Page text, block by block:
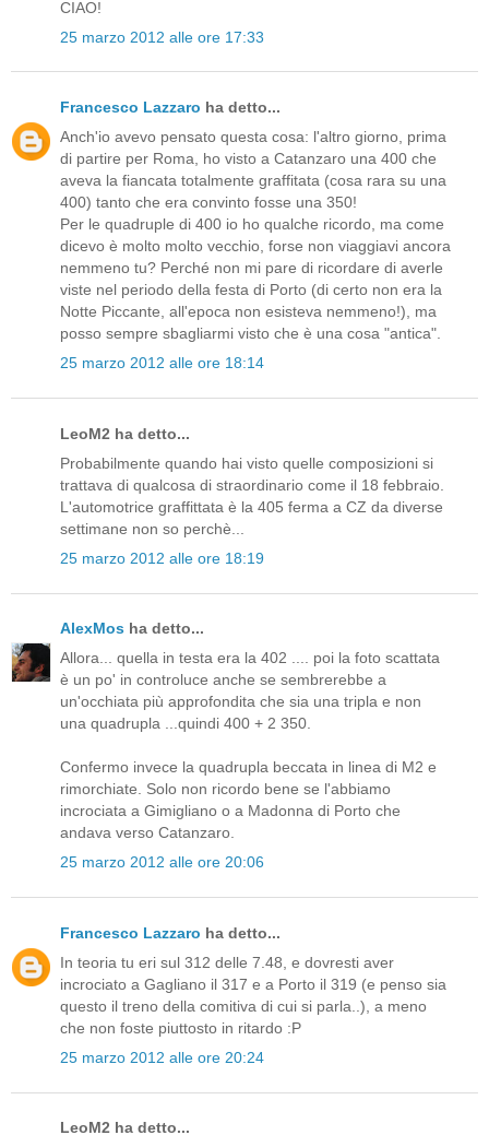
CIAO!
25 marzo 2012 alle ore 17:33
Francesco Lazzaro ha detto...
Anch'io avevo pensato questa cosa: l'altro giorno, prima
di partire per Roma, ho visto a Catanzaro una 400 che
aveva la fiancata totalmente graffitata (cosa rara su una
400) tanto che era convinto fosse una 350!
Per le quadruple di 400 io ho qualche ricordo, ma come
dicevo è molto molto vecchio, forse non viaggiavi ancora
nemmeno tu? Perché non mi pare di ricordare di averle
viste nel periodo della festa di Porto (di certo non era la
Notte Piccante, all'epoca non esisteva nemmeno!), ma
posso sempre sbagliarmi visto che è una cosa "antica".
25 marzo 2012 alle ore 18:14
LeoM2 ha detto...
Probabilmente quando hai visto quelle composizioni si
trattava di qualcosa di straordinario come il 18 febbraio.
L'automotrice graffittata è la 405 ferma a CZ da diverse
settimane non so perchè...
25 marzo 2012 alle ore 18:19
AlexMos ha detto...
Allora... quella in testa era la 402 .... poi la foto scattata
è un po' in controluce anche se sembrerebbe a
un'occhiata più approfondita che sia una tripla e non
una quadrupla ...quindi 400 + 2 350.
Confermo invece la quadrupla beccata in linea di M2 e
rimorchiate. Solo non ricordo bene se l'abbiamo
incrociata a Gimigliano o a Madonna di Porto che
andava verso Catanzaro.
25 marzo 2012 alle ore 20:06
Francesco Lazzaro ha detto...
In teoria tu eri sul 312 delle 7.48, e dovresti aver
incrociato a Gagliano il 317 e a Porto il 319 (e penso sia
questo il treno della comitiva di cui si parla..), a meno
che non foste piuttosto in ritardo :P
25 marzo 2012 alle ore 20:24
LeoM2 ha detto...